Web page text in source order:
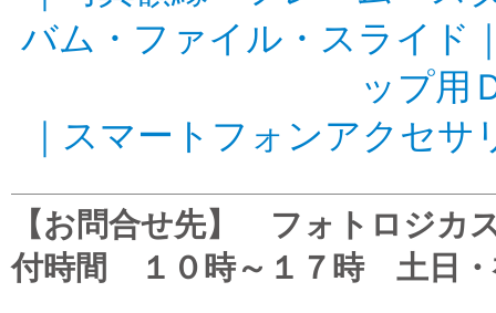
バム・ファイル・スライド
ップ用
スマートフォンアクセサ
【お問合せ先】 フォトロジ
付時間 １０時～１７時 土日・